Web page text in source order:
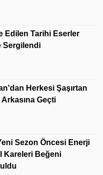
Edilen Tarihi Eserler
Sergilendi
Herkesi Şaşırtan
Geçti
Sezon Öncesi Enerji
Kareleri Beğeni